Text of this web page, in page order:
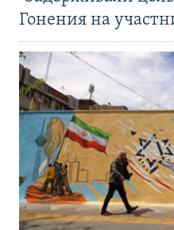
Гонения на